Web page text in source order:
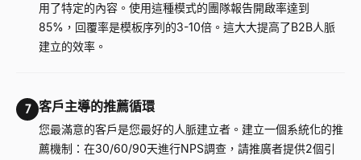
用了特定的內容。使用這種模式的團隊報告開啟率達到
85%，回覆率是模板序列的3-10倍。這大大提高了B2B人脈
建立的效率。
7 客戶主導的推薦循環
您最滿意的客戶是您最好的人脈建立者。建立一個系統化的推
薦機制：在30/60/90天進行NPS調查，請推廣者提供2個引